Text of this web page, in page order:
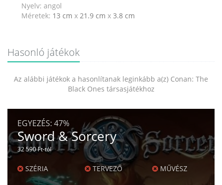
Nyelv: angol
Méretek: 13 cm x 21.9 cm x 3.8 cm
Hasonló játékok
Az alábbi játékok a hasonlítanak leginkább a(z) Conan: The
Black Ones társasjátékhoz
EGYEZÉS: 47%
Sword & Sorcery
32 590 Ft-tól
SZÉRIA TERVEZŐ MŰVÉSZ